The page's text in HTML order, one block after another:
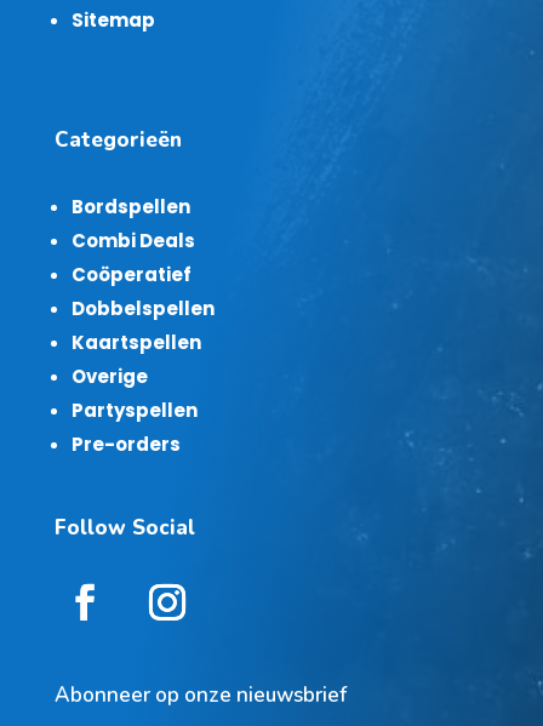
Sitemap
Categorieën
Bordspellen
Combi Deals
Coöperatief
Dobbelspellen
Kaartspellen
Overige
Partyspellen
Pre-orders
Follow Social
Abonneer op onze nieuwsbrief